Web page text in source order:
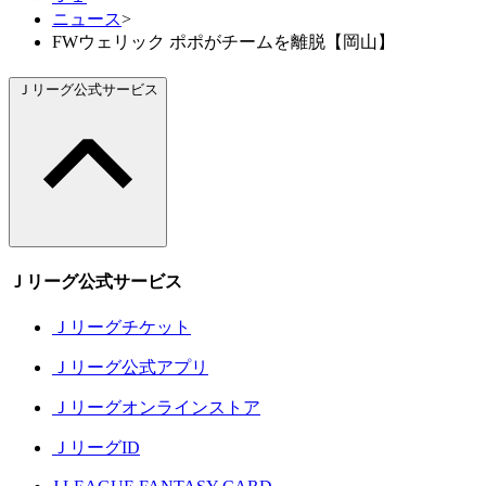
ニュース>
FWウェリック ポポがチームを離脱【岡山】
Ｊリーグ公式サービス
Ｊリーグ公式サービス
Ｊリーグチケット
Ｊリーグ公式アプリ
Ｊリーグオンラインストア
ＪリーグID